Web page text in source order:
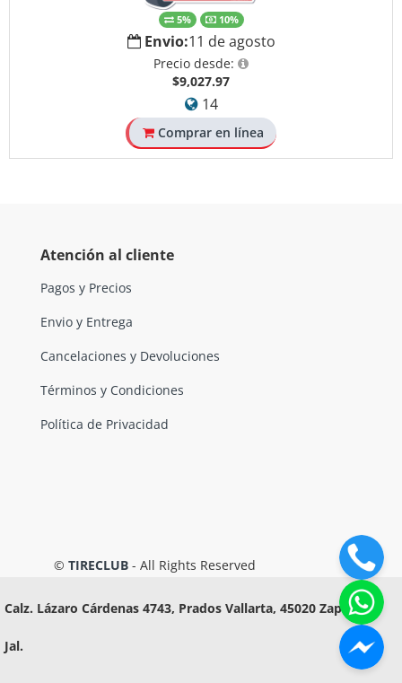
5% 10%
Envio:11 de agosto
Precio desde:
$9,027.97
14
Comprar en línea
Atención al cliente
Pagos y Precios
Envio y Entrega
Cancelaciones y Devoluciones
Términos y Condiciones
Política de Privacidad
© TIRECLUB - All Rights Reserved
Calz. Lázaro Cárdenas 4743, Prados Vallarta, 45020 Zapopan,
Jal.